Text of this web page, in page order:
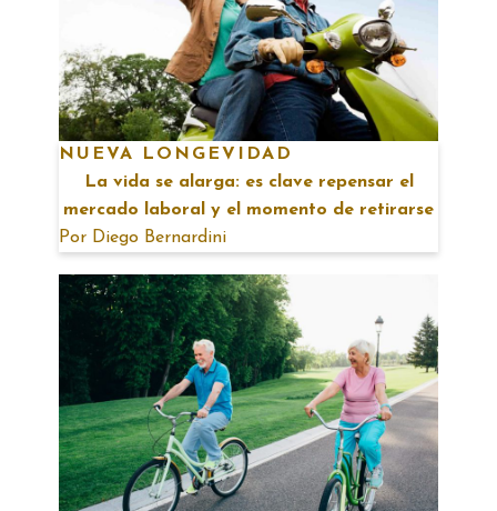
NUEVA LONGEVIDAD
La vida se alarga: es clave repensar el
mercado laboral y el momento de retirarse
Por Diego Bernardini